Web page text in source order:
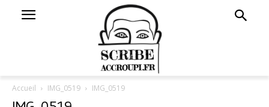
Accueil IMG_0519 IMG_0519